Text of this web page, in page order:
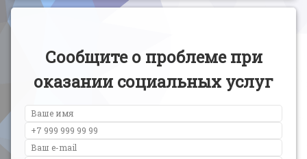
Сообщите о проблеме при
оказании социальных услуг